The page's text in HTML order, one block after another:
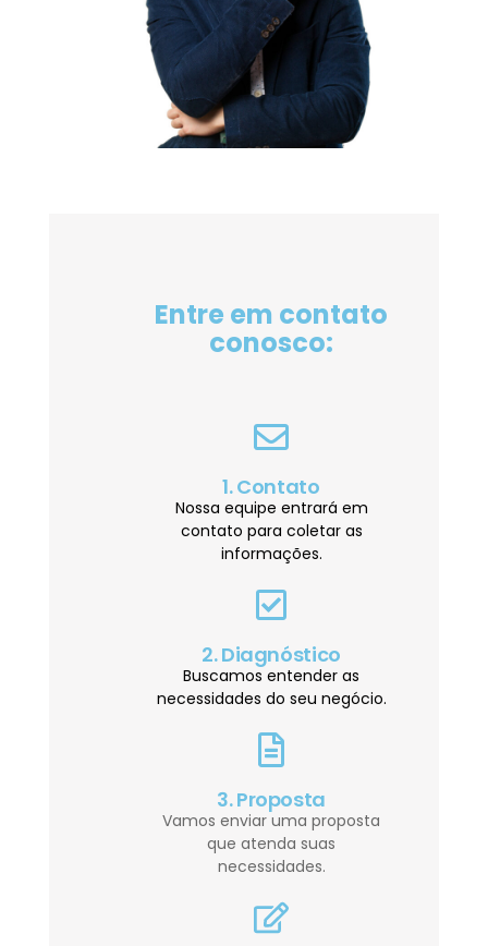
Entre em contato
conosco:
1. Contato
Nossa equipe entrará em
contato para coletar as
informações.
2. Diagnóstico
Buscamos entender as
necessidades do seu negócio.
3. Proposta
Vamos enviar uma proposta
que atenda suas
necessidades.